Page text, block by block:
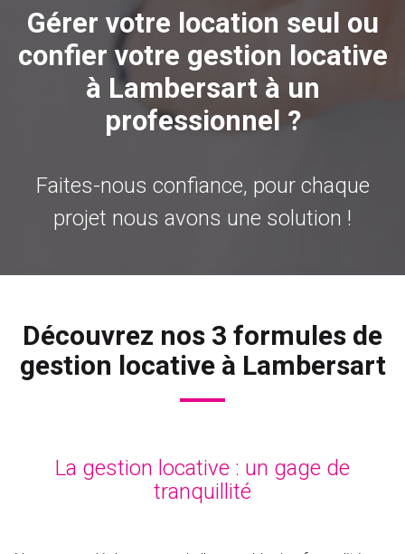
Gérer votre location seul ou
confier votre gestion locative
à Lambersart à un
professionnel ?
Faites-nous confiance, pour chaque
projet nous avons une solution !
Découvrez nos 3 formules de
gestion locative à Lambersart
La gestion locative : un gage de
tranquillité